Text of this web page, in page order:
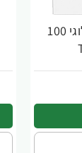
מקלוני צמר גפן כחול מבוק אקולוגי 100